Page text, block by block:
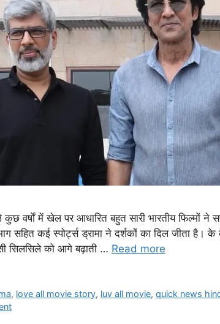
कुछ वर्षों में खेल पर आधारित बहुत सारी भारतीय फिल्मों
सहित कई स्पोर्ट्स ड्रामा ने दर्शकों का दिल जीता
सिलसिले को आगे बढ़ाती … Read more
, love all movie story, luv all movie,quick news